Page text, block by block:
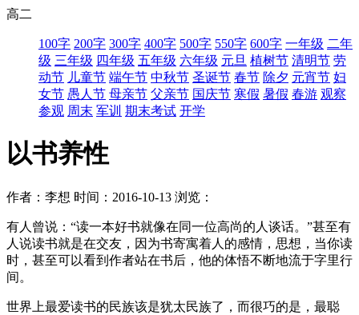
高二
100字 200字 300字 400字 500字 550字 600字 一年级 二年
级 三年级 四年级 五年级 六年级 元旦 植树节 清明节 劳
动节 儿童节 端午节 中秋节 圣诞节 春节 除夕 元宵节 妇
女节 愚人节 母亲节 父亲节 国庆节 寒假 暑假 春游 观察
参观 周末 军训 期末考试 开学
以书养性
作者：李想 时间：2016-10-13 浏览：
有人曾说：“读一本好书就像在同一位高尚的人谈话。”甚至有
人说读书就是在交友，因为书寄寓着人的感情，思想，当你读
时，甚至可以看到作者站在书后，他的体悟不断地流于字里行
间。
世界上最爱读书的民族该是犹太民族了，而很巧的是，最聪